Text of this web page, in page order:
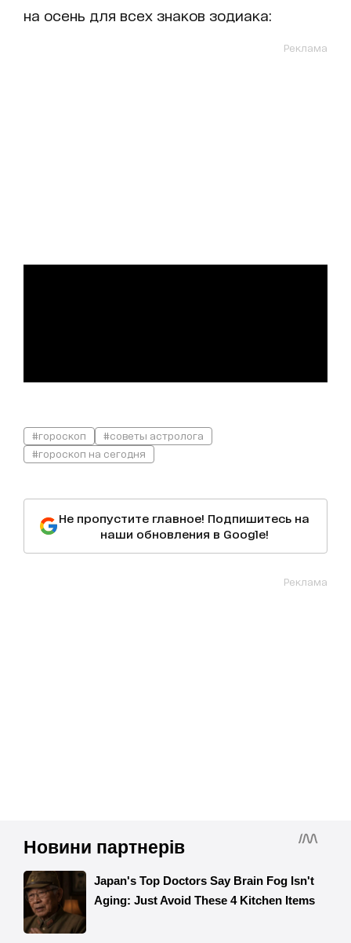
на осень для всех знаков зодиака:
Реклама
#гороскоп
#советы астролога
#гороскоп на сегодня
Не пропустите главное! Подпишитесь на
наши обновления в Google!
Реклама